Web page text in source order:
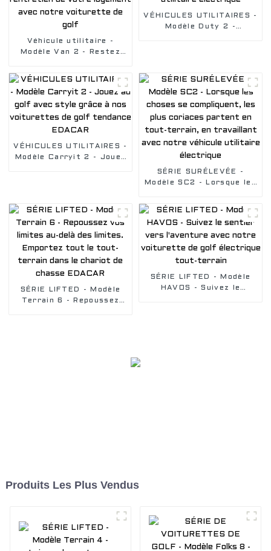
Véhicule utilitaire -
Modèle Van 2 - Restez
confort, livrez de la
l'entretien de votre
logement avec notre
voiturette de golf
VÉHICULES UTILITAIRES -
Modèle Duty 2 -
électrique
VÉHICULES UTILITAIRES -
Modèle Carryit 2 - Jouez
SÉRIE SURÉLEVÉE -
Modèle SC2 - Lorsque les
les plus coriaces partent
travaillant avec notre
véhicule utilitaire
électrique
SÉRIE LIFTED - Modèle
Terrain 6 - Repoussez
SÉRIE LIFTED - Modèle
HAVOS - Suivez le
Produits Les Plus Vendus